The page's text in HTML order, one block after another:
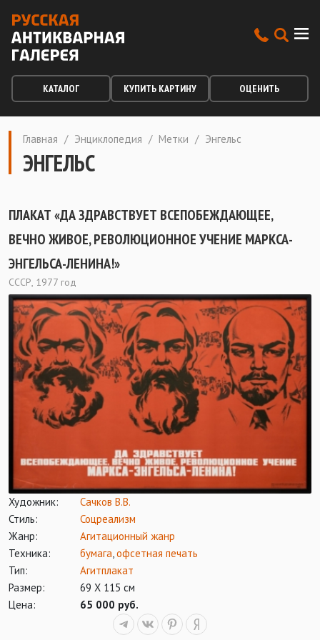
КАТАЛОГ КУПИТЬ КАРТИНУ ОЦЕНИТЬ
Главная / Энциклопедия / Метки / Энгельс
ЭНГЕЛЬС
ПЛАКАТ «ДА ЗДРАВСТВУЕТ ВСЕПОБЕЖДАЮЩЕЕ,
ВЕЧНО ЖИВОЕ, РЕВОЛЮЦИОННОЕ УЧЕНИЕ МАРКСА-
ЭНГЕЛЬСА-ЛЕНИНА!»
СССР, 1977 год
Художник:
Сачков В.В.
Стиль:
Соцреализм
Жанр:
Агитационный жанр
Техника:
бумага офсетная печать
Тип:
Агитплакат
Размер:
69 Х 115 см
Цена:
65 000 руб.